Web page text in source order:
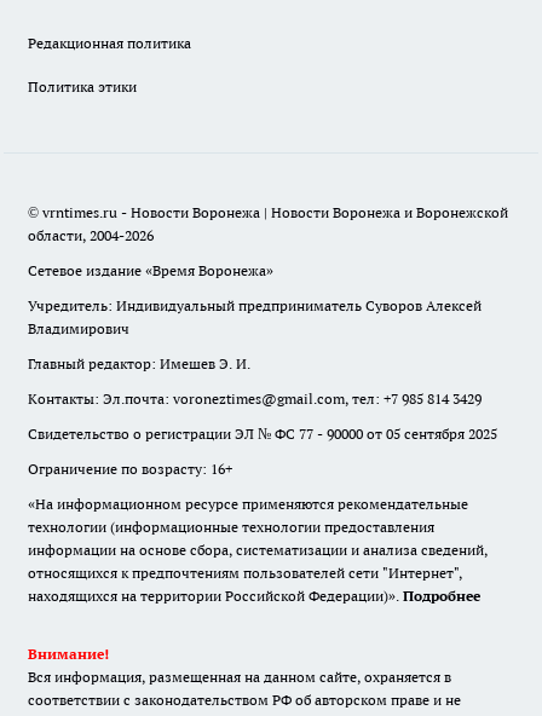
Редакционная политика
Политика этики
© vrntimes.ru - Новости Воронежа | Новости Воронежа и Воронежской
области, 2004-2026
Сетевое издание «Время Воронежа»
Учредитель: Индивидуальный предприниматель Суворов Алексей
Владимирович
Главный редактор: Имешев Э. И.
Контакты: Эл.почта: voroneztimes@gmail.com, тел: +7 985 814 3429
Свидетельство о регистрации ЭЛ № ФС 77 - 90000 от 05 сентября 2025
Ограничение по возрасту: 16+
«На информационном ресурсе применяются рекомендательные
технологии (информационные технологии предоставления
информации на основе сбора, систематизации и анализа сведений,
относящихся к предпочтениям пользователей сети "Интернет",
находящихся на территории Российской Федерации)». Подробнее
Внимание!
Вся информация, размещенная на данном сайте, охраняется в
соответствии с законодательством РФ об авторском праве и не